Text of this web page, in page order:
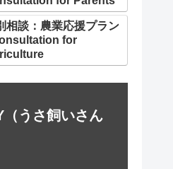
相談：農業応援プラン
for
うさ飼いさん